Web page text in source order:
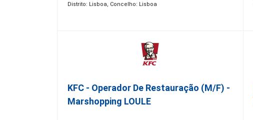
Distrito: Lisboa, Concelho: Lisboa
KFC - Operador De Restauração (m/f) -
Marshopping LOULE